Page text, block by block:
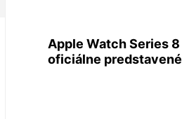
Apple Watch Series 8
oficiálne predstavené